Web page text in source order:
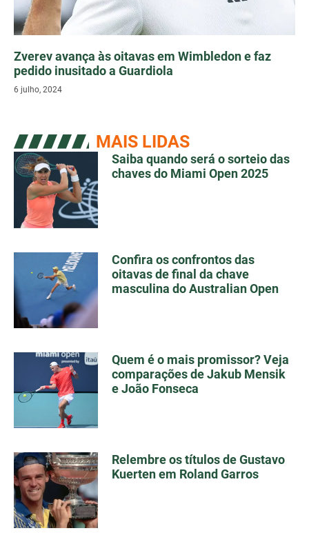
Zverev avança às oitavas em Wimbledon e faz
pedido inusitado a Guardiola
6 julho, 2024
MAIS LIDAS
Saiba quando será o sorteio das
chaves do Miami Open 2025
Confira os confrontos das
oitavas de final da chave
masculina do Australian Open
Quem é o mais promissor? Veja
comparações de Jakub Mensik
e João Fonseca
Relembre os títulos de Gustavo
Kuerten em Roland Garros